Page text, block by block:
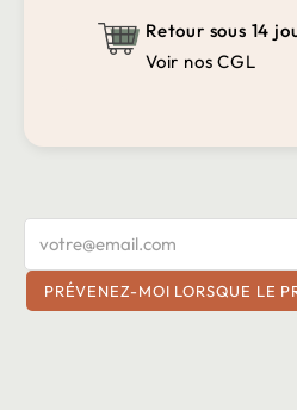
Retour sous 14
Voir nos CGL
PRÉVENEZ-MOI LORSQUE LE